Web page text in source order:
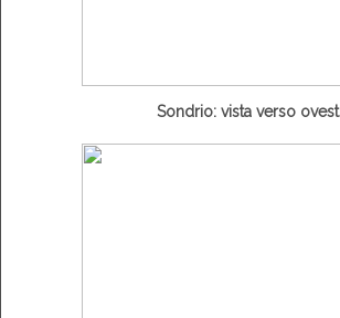
Sondrio: vista verso ovest